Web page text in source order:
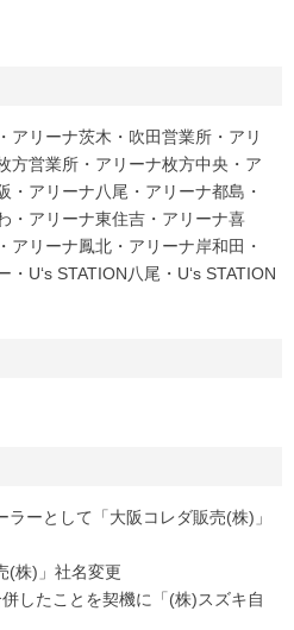
アリーナ茨木・吹田営業所・アリ
方営業所・アリーナ枚方中央・ア
・アリーナ八尾・アリーナ都島・
・アリーナ東住吉・アリーナ喜
アリーナ鳳北・アリーナ岸和田・
U‘s STATION八尾・U‘s STATION
ーとして「大阪コレダ販売(株)」
(株)」社名変更
したことを契機に「(株)スズキ自